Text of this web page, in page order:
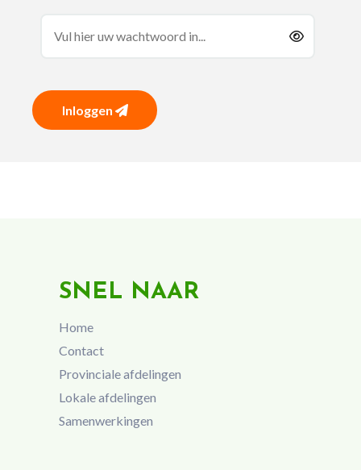
Inloggen
SNEL NAAR
Home
Contact
Provinciale afdelingen
Lokale afdelingen
Samenwerkingen